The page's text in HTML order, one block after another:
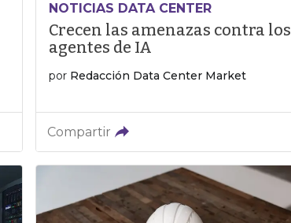
NOTICIAS DATA CENTER
Crecen las amenazas contra los
agentes de IA
por Redacción Data Center Market
Compartir